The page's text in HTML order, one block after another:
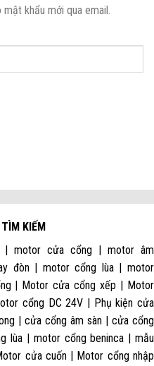
khẩu mới qua email.
KIẾM
motor cửa cổng | motor âm
đòn | motor cổng lùa | motor
| Motor cửa cổng xếp | Motor
cổng DC 24V | Phụ kiện cửa
| cửa cổng âm sàn | cửa cổng
lùa | motor cổng beninca | mẫu
cửa cuốn | Motor cổng nhập